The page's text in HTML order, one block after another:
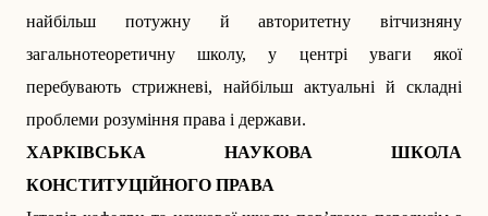
найбільш потужну й авторитетну вітчизняну
загальнотеоретичну школу, у центрі уваги якої
перебувають стрижневі, найбільш актуальні й складні
проблеми розуміння права і держави.
ХАРКІВСЬКА НАУКОВА ШКОЛА
КОНСТИТУЦІЙНОГО ПРАВА